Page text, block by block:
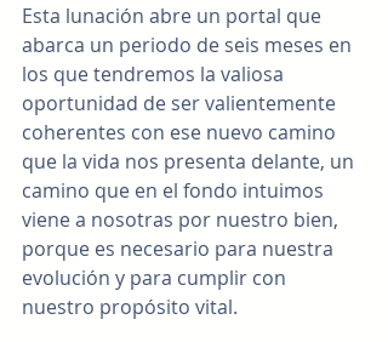
Esta lunación abre un portal que
abarca un periodo de seis meses en
los que tendremos la valiosa
oportunidad de ser valientemente
coherentes con ese nuevo camino
que la vida nos presenta delante, un
camino que en el fondo intuimos
viene a nosotras por nuestro bien,
porque es necesario para nuestra
evolución y para cumplir con
nuestro propósito vital.